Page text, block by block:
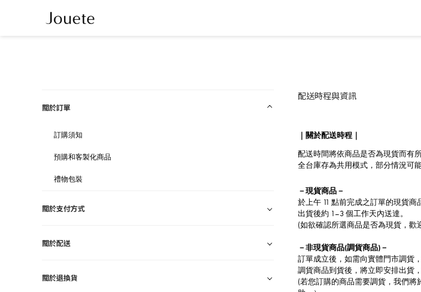
配送時程與資訊
｜關於配送時程｜
配送時間將依商品是否為現貨而有所
全台庫存為共用模式，部分情況可
－現貨商品－
於上午 11 點前完成之訂單的現貨商
出貨後約 1–3 個工作天內送達。
(如欲確認所選商品是否為現貨，歡
－非現貨商品(調貨商品)－
訂單成立後，如需向實體門市調貨
調貨商品到貨後，將立即安排出貨
(若您訂購的商品需要調貨，我們將
關於訂單
訂購須知
預購和客製化商品
禮物包裝
關於支付方式
關於配送
關於退換貨